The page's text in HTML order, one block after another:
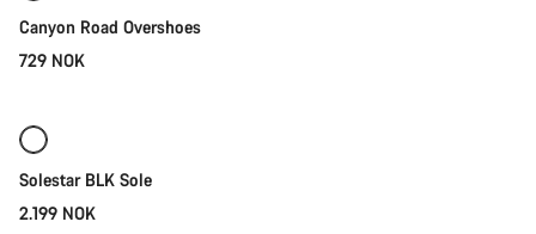
Canyon Road Overshoes
729 NOK
Solestar BLK Sole
2.199 NOK